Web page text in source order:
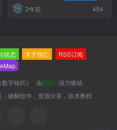
2年前 454
状态 关于我们
RSS订阅
字移民） · 由ZIBLL强力驱动.
破解软件，资源分享，技术教程